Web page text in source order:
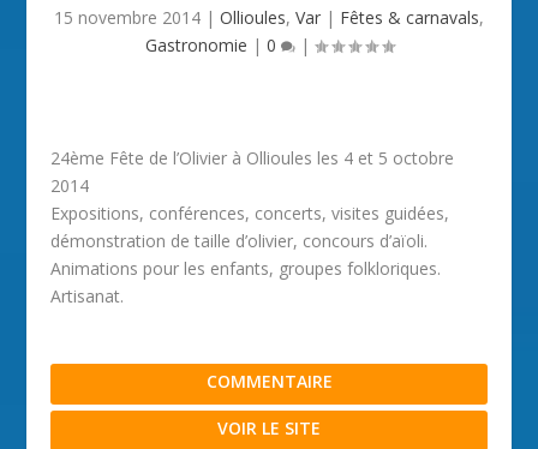
15 novembre 2014 | Ollioules, Var | Fêtes & carnavals,
Gastronomie | 0 |
24ème Fête de l’Olivier à Ollioules les 4 et 5 octobre
2014
Expositions, conférences, concerts, visites guidées,
démonstration de taille d’olivier, concours d’aïoli.
Animations pour les enfants, groupes folkloriques.
Artisanat.
COMMENTAIRE
VOIR LE SITE